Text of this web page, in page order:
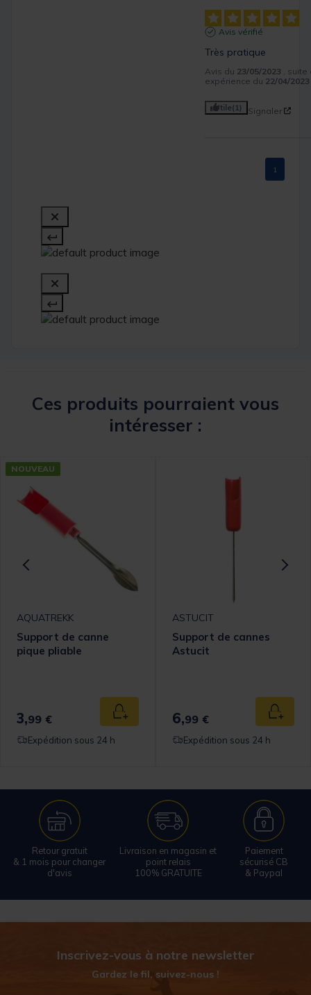
Avis vérifié
Très pratique
Avis du 23/05/2023
,
expérience du 22/04/2023
Utile(1) Signaler
1
Ces produits pourraient vous
intéresser :
panier
NOUVEAU
AQUATREKK
Support de canne
pique pliable
3,99 € Ajouter au panier
Expédition sous 24 h
ASTUCIT
Support de cannes
Astucit
6,99 €
Expédition sous 24 h
Retour gratuit
& 1 mois pour changer
d'avis
Livraison en magasin et
point relais
100% GRATUITE
Paiement
sécurisé CB
& Paypal
Inscrivez-vous à notre newsletter
Gardez le fil, suivez-nous !